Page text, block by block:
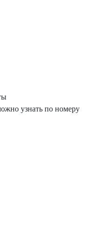
узнать по номеру